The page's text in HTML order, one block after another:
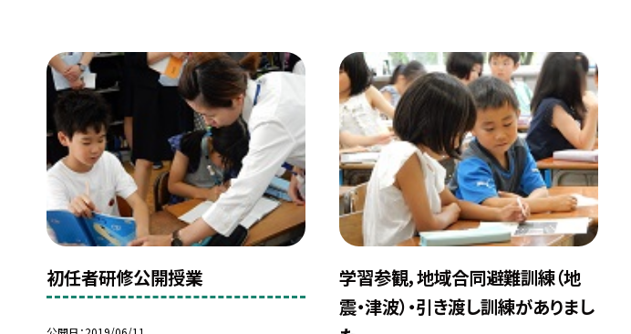
初任者研修公開授業
学習参観，地域合同避難訓練（地
震・津波）・引き渡し訓練がありまし